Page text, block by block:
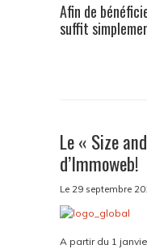
Afin de
suffit
Le « Size
d’Immoweb!
Le 29 septembre
A partir du 1